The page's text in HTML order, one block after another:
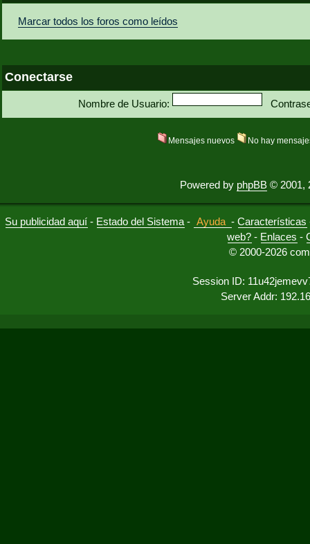
Marcar todos los foros como leídos
Conectarse
Nombre de Usuario:
Mensajes nuevos No hay
Powered by phpBB © 2001,
Su publicidad aquí - Estado del Sistema - Ayuda -Características
web? - Enlaces -
© 2000-2026
Session ID:
Server Addr: